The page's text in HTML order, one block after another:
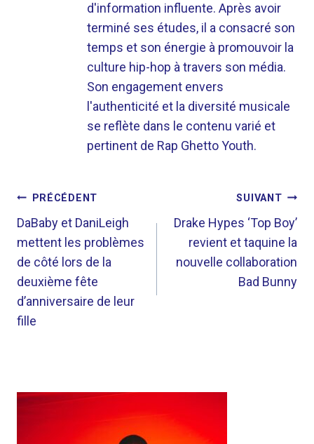
d'information influente. Après avoir
terminé ses études, il a consacré son
temps et son énergie à promouvoir la
culture hip-hop à travers son média.
Son engagement envers
l'authenticité et la diversité musicale
se reflète dans le contenu varié et
pertinent de Rap Ghetto Youth.
NAVIGATION
DE
L’ARTICLE
PRÉCÉDENT
DaBaby et DaniLeigh
mettent les problèmes
de côté lors de la
deuxième fête
d’anniversaire de leur
fille
SUIVANT
Drake Hypes ‘Top Boy’
revient et taquine la
nouvelle collaboration
Bad Bunny